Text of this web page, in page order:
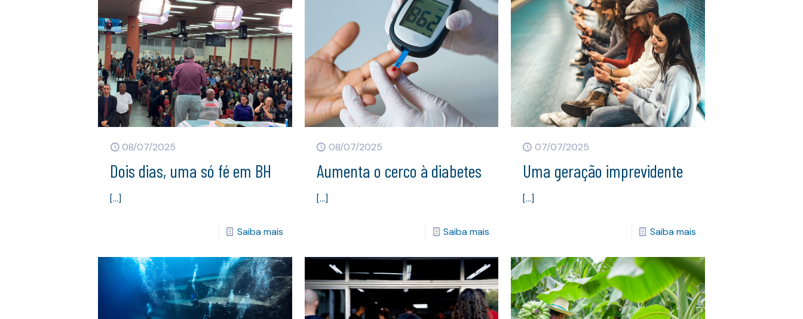
08/07/2025
Dois dias, uma só fé em BH
[…]
Saiba mais
08/07/2025
Aumenta o cerco à diabetes
[…]
Saiba mais
07/07/2025
Uma geração imprevidente
[…]
Saiba mais